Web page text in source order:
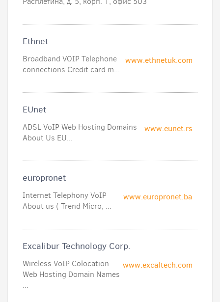
Ethnet
www.ethnetuk.com
Broadband VOIP Telephone
connections Credit card m...
EUnet
www.eunet.rs
ADSL VoIP Web Hosting Domains
About Us EU...
europronet
www.europronet.ba
Internet Telephony VoIP
About us ( Trend Micro, ...
Excalibur Technology Corp.
www.excaltech.com
Wireless VoIP Colocation
Web Hosting Domain Names
...